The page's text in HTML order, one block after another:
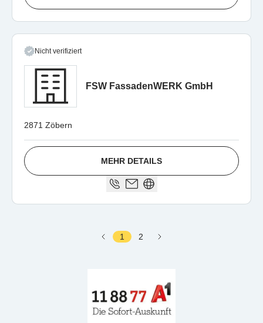
Nicht verifiziert
FSW FassadenWERK GmbH
2871 Zöbern
MEHR DETAILS
1 2